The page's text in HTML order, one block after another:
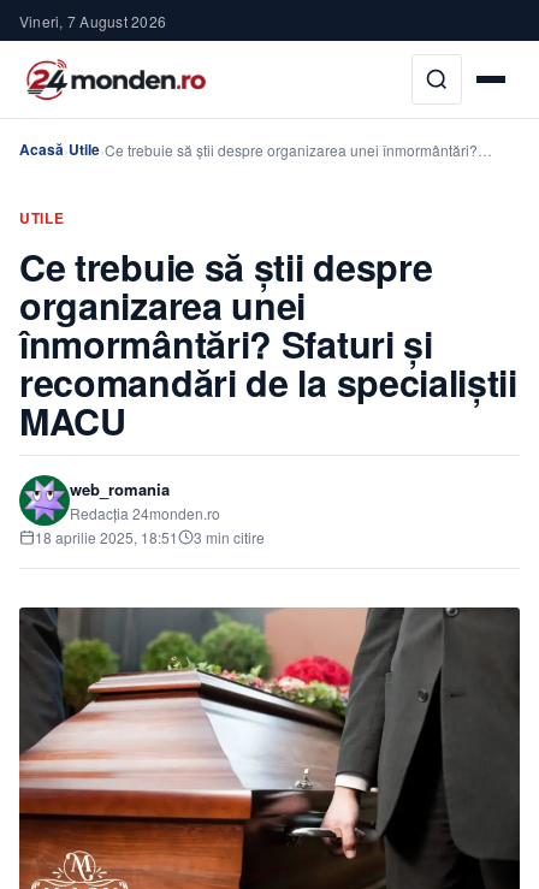
Vineri, 7 August 2026
Acasă›Utile›Ce trebuie să știi despre organizarea unei înmormântări?…
UTILE
Ce trebuie să știi despre
organizarea unei
înmormântări? Sfaturi și
recomandări de la specialiștii
MACU
web_romania
Redacția 24monden.ro
18 aprilie 2025, 18:51
3 min citire